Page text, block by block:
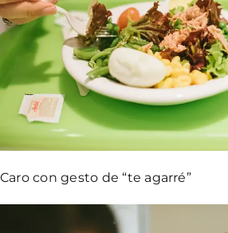
Caro con gesto de “te agarré”